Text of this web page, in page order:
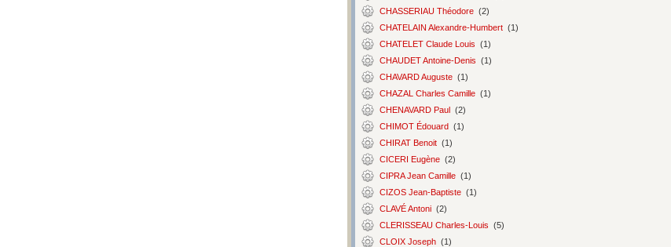
CHASSERIAU Théodore (2)
CHATELAIN Alexandre-Humbert (1)
CHATELET Claude Louis (1)
CHAUDET Antoine-Denis (1)
CHAVARD Auguste (1)
CHAZAL Charles Camille (1)
CHENAVARD Paul (2)
CHIMOT Édouard (1)
CHIRAT Benoit (1)
CICERI Eugène (2)
CIPRA Jean Camille (1)
CIZOS Jean-Baptiste (1)
CLAVÉ Antoni (2)
CLERISSEAU Charles-Louis (5)
CLOIX Joseph (1)